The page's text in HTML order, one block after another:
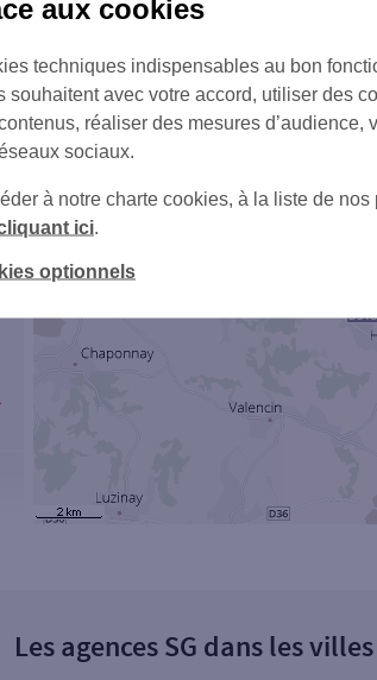
6
4
3
Les agences SG dans les
aux cookies
techniques indispensables au bon
souhaitent avec votre accord, utiliser des
réaliser des mesures d’audience,
sociaux.
à notre charte cookies, à la liste de
ici.
optionnels